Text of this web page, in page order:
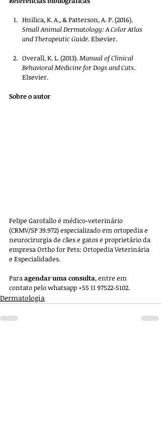
Hnilica, K. A., & Patterson, A. P. (2016).
Small Animal Dermatology: A Color Atlas
and Therapeutic Guide. Elsevier.
Overall, K. L. (2013). Manual of Clinical
Behavioral Medicine for Dogs and Cats.
Elsevier.
Sobre o autor
Felipe Garofallo é médico-veterinário
(CRMV/SP 39.972) especializado em ortopedia e
neurocirurgia de cães e gatos e proprietário da
empresa Ortho for Pets: Ortopedia Veterinária
e Especialidades.
Para agendar uma consulta, entre em
contato pelo whatsapp +55 11 97522-5102.
Dermatologia